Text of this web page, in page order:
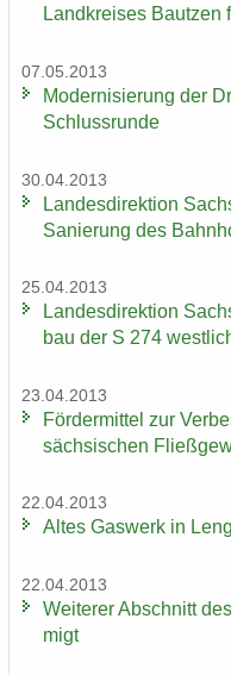
Land­krei­ses Baut­zen
07.05.2013
Mo­der­ni­sie­rung der
Schluss­run­de
30.04.2013
Lan­des­di­rek­ti­on
Sa­nie­rung des
25.04.2013
Lan­des­di­rek­ti­on
bau der S 274
23.04.2013
För­der­mit­tel zur
säch­si­schen
22.04.2013
Altes Gas­werk in
22.04.2013
Wei­te­rer Ab­schnitt
migt